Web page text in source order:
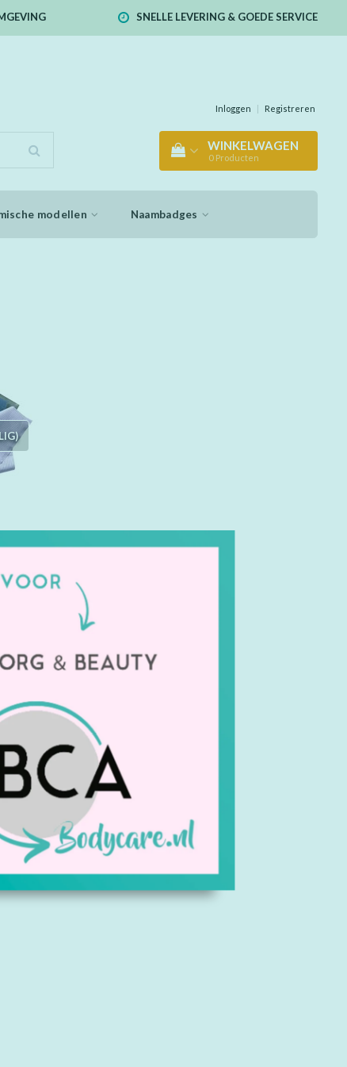
SNELLE LEVERING & GOEDE SERVICE
Inloggen | Registreren
WINKELWAGEN
0 Producten
modellen Naambadges